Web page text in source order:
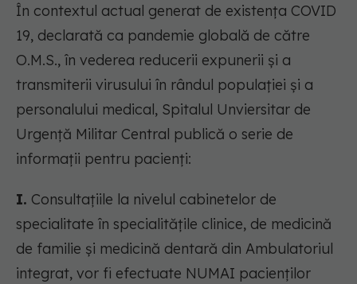
În contextul actual generat de existența COVID
19, declarată ca pandemie globală de către
O.M.S., în vederea reducerii expunerii și a
transmiterii virusului în rândul populaţiei şi a
personalului medical, Spitalul Unviersitar de
Urgență Militar Central publică o serie de
informații pentru pacienți:
I. Consultaţiile la nivelul cabinetelor de
specialitate în specialităţile clinice, de medicină
de familie şi medicină dentară din Ambulatoriul
integrat, vor fi efectuate NUMAI pacienţilor